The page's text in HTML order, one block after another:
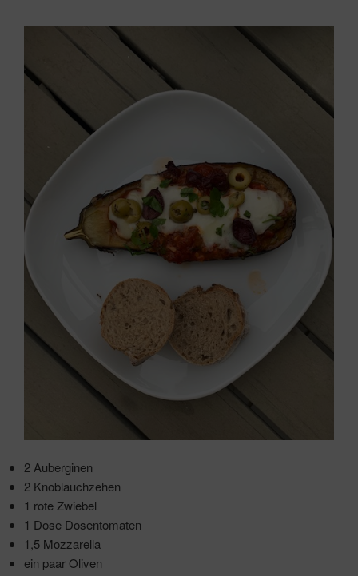
2 Auberginen
2 Knoblauchzehen
1 rote Zwiebel
1 Dose Dosentomaten
1,5 Mozzarella
ein paar Oliven